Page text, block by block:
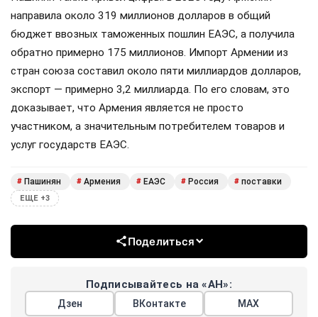
направила около 319 миллионов долларов в общий
бюджет ввозных таможенных пошлин ЕАЭС, а получила
обратно примерно 175 миллионов. Импорт Армении из
стран союза составил около пяти миллиардов долларов,
экспорт — примерно 3,2 миллиарда. По его словам, это
доказывает, что Армения является не просто
участником, а значительным потребителем товаров и
услуг государств ЕАЭС.
# Пашинян # Армения # ЕАЭС # Россия # поставки
ЕЩЕ +3
Поделиться
Подписывайтесь на «АН»:
Дзен ВКонтакте МАХ